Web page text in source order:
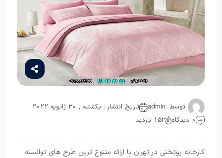
توسط :admin
تاریخ انتشار : یکشنبه , 30 ژانویه 2022
0 دیدگاه
153 بازدید
کارخانه روتختی در تهران با ارائه متنوع ترین طرح های توانسته